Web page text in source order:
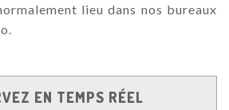
lieu dans nos bureaux
EN TEMPS RÉEL